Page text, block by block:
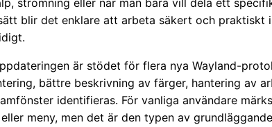
strömning eller när man bara vill dela ett
blir det enklare att arbeta säkert och praktiskt
är stödet för flera nya Wayland-
bättre beskrivning av färger, hantering av
identifieras. För vanliga användare
meny, men det är den typen av